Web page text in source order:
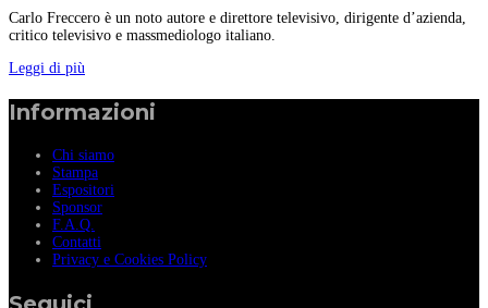
Carlo Freccero è un noto autore e direttore televisivo, dirigente d’azienda,
critico televisivo e massmediologo italiano.
Leggi di più
Informazioni
Chi siamo
Stampa
Espositori
Sponsor
F.A.Q.
Contatti
Privacy e Cookies Policy